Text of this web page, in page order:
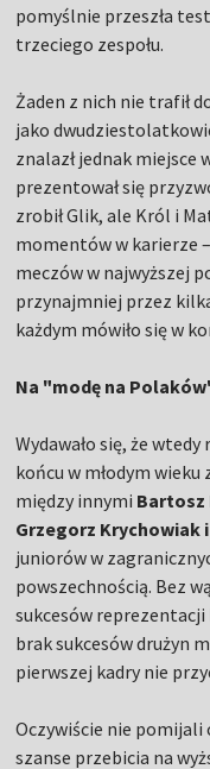
pomyślnie przeszła
trzeciego zespołu.
Żaden z nich nie trafił
jako
znalazł jednak miejsce
prezentował się
zrobił Glik, ale Król i
momentów w karierze
meczów w najwyższej
przynajmniej przez
każdym mówiło się w
Na "modę na
Wydawało się, że
końcu w młodym
między innymi Bartosz
Grzegorz Krychowiak
juniorów w
powszechnością. Bez
sukcesów
brak sukcesów drużyn
pierwszej kadry nie
Oczywiście nie pomijali
szanse przebicia na